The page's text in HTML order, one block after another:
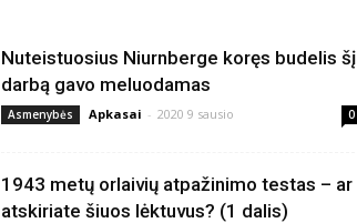
Nuteistuosius Niurnberge koręs budelis šį
darbą gavo meluodamas
Asmenybės Apkasai - 2020 9 sausio 0
1943 metų orlaivių atpažinimo testas – ar
atskiriate šiuos lėktuvus? (1 dalis)